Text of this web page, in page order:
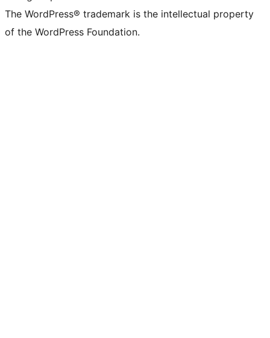
The WordPress® trademark is the intellectual property
of the WordPress Foundation.